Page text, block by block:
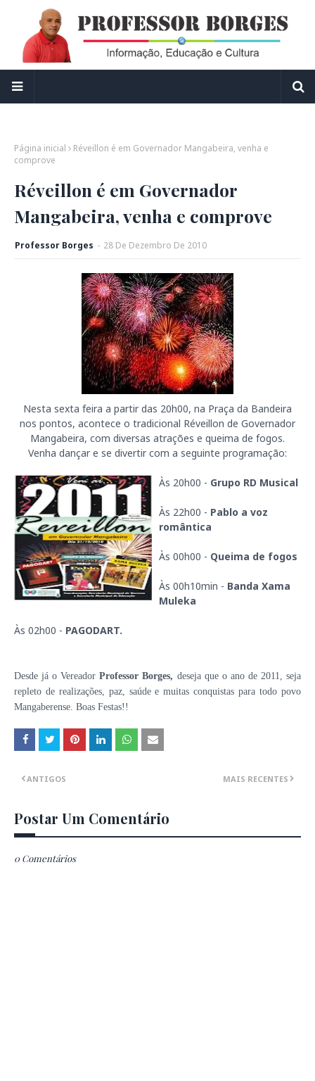
Página inicial
Réveillon é em Governador Mangabeira, venha e
comprove
Réveillon é em Governador
Mangabeira, venha e comprove
Professor Borges - 28 De Dezembro De 2010
Nesta sexta feira a partir das 20h00, na Praça da Bandeira
nos pontos, acontece o tradicional Réveillon de Governador
Mangabeira, com diversas atrações e queima de fogos.
Venha dançar e se divertir com a seguinte programação:
Às 20h00 - Grupo RD Musical
Às 22h00 - Pablo a voz
romântica
Às 00h00 - Queima de fogos
Às 00h10min - Banda Xama
Muleka
Às 02h00 - PAGODART.
Desde já o VereadorProfessor Borges, deseja que o ano de 2011, seja
repleto de realizações, paz, saúde e muitas conquistas para todo povo
Mangaberense. Boas Festas!!
MAIS RECENTES
ANTIGOS
Postar Um Comentário
0 Comentários